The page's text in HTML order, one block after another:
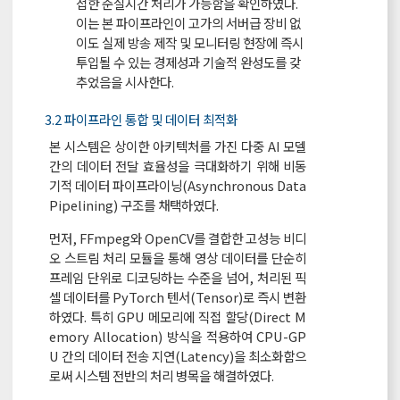
이는 본 파이프라인이 고가의 서버급 장비 없
이도 실제 방송 제작 및 모니터링 현장에 즉시
투입될 수 있는 경제성과 기술적 완성도를 갖
추었음을 시사한다.
3.2 파이프라인 통합 및 데이터 최적화
본 시스템은 상이한 아키텍처를 가진 다중 AI 모델
간의 데이터 전달 효율성을 극대화하기 위해 비동
기적 데이터 파이프라이닝(Asynchronous Data
Pipelining) 구조를 채택하였다.
먼저, FFmpeg와 OpenCV를 결합한 고성능 비디
오 스트림 처리 모듈을 통해 영상 데이터를 단순히
프레임 단위로 디코딩하는 수준을 넘어, 처리된 픽
셀 데이터를 PyTorch 텐서(Tensor)로 즉시 변환
하였다. 특히 GPU 메모리에 직접 할당(Direct M
emory Allocation) 방식을 적용하여 CPU-GP
U 간의 데이터 전송 지연(Latency)을 최소화함으
로써 시스템 전반의 처리 병목을 해결하였다.